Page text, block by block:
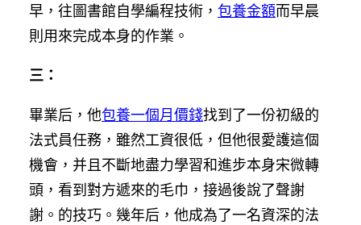
早，往圖書館自學編程技術， 包養金額而早晨
則用來完成本身的作業。
三：
畢業后，他包養一個月價錢找到了一份初級的
法式員任務，雖然工資很低，但他很愛護這個
機會，并且不斷地盡力學習和進步本身宋微轉
頭，看到對方遞來的毛巾，接過後說了聲謝
謝。的技巧。幾年后，他成為了一名資深的法